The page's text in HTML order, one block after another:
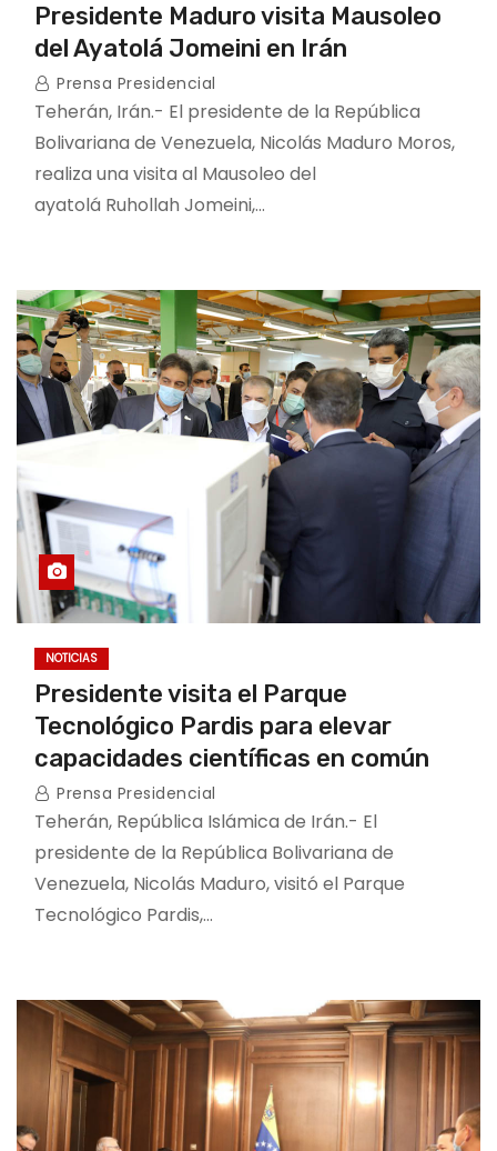
Presidente Maduro visita Mausoleo
del Ayatolá Jomeini en Irán
Prensa Presidencial
Teherán, Irán.- El presidente de la República
Bolivariana de Venezuela, Nicolás Maduro Moros,
realiza una visita al Mausoleo del
ayatolá Ruhollah Jomeini,…
NOTICIAS
Presidente visita el Parque
Tecnológico Pardis para elevar
capacidades científicas en común
Prensa Presidencial
Teherán, República Islámica de Irán.- El
presidente de la República Bolivariana de
Venezuela, Nicolás Maduro, visitó el Parque
Tecnológico Pardis,…